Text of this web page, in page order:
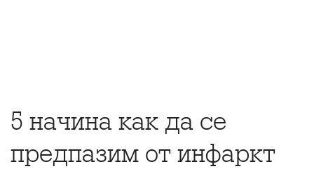
5 начина как да се
предпазим от инфаркт